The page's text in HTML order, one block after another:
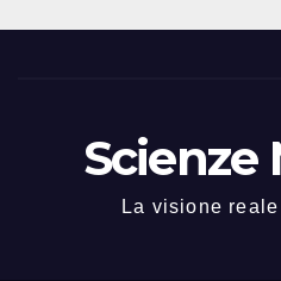
Scienze
La visione